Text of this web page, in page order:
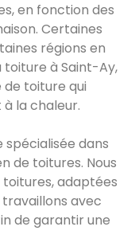
en fonction des
Certaines
régions en
toiture à Saint-Ay,
toiture qui
la chaleur.
dans
de toitures. Nous
adaptées
travaillons avec
de garantir une